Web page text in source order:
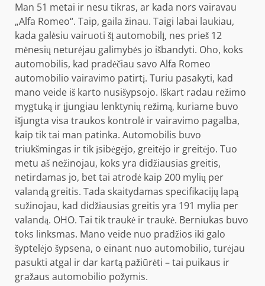
Man 51 metai ir nesu tikras, ar kada nors vairavau
„Alfa Romeo“. Taip, gaila žinau. Taigi labai laukiau,
kada galėsiu vairuoti šį automobilį, nes prieš 12
mėnesių neturėjau galimybės jo išbandyti. Oho, koks
automobilis, kad pradėčiau savo Alfa Romeo
automobilio vairavimo patirtį. Turiu pasakyti, kad
mano veide iš karto nusišypsojo. Iškart radau režimo
mygtuką ir įjungiau lenktynių režimą, kuriame buvo
išjungta visa traukos kontrolė ir vairavimo pagalba,
kaip tik tai man patinka. Automobilis buvo
triukšmingas ir tik įsibėgėjo, greitėjo ir greitėjo. Tuo
metu aš nežinojau, koks yra didžiausias greitis,
netirdamas jo, bet tai atrodė kaip 200 mylių per
valandą greitis. Tada skaitydamas specifikacijų lapą
sužinojau, kad didžiausias greitis yra 191 mylia per
valandą. OHO. Tai tik traukė ir traukė. Berniukas buvo
toks linksmas. Mano veide nuo pradžios iki galo
šyptelėjo šypsena, o einant nuo automobilio, turėjau
pasukti atgal ir dar kartą pažiūrėti – tai puikaus ir
gražaus automobilio požymis.